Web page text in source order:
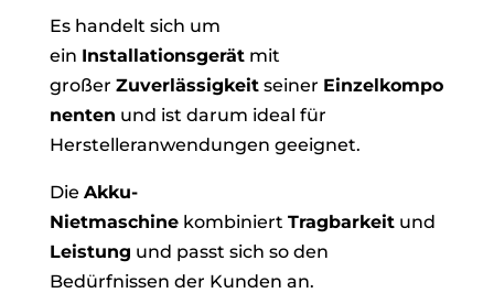
Es handelt sich um
ein Installationsgerätmit
großer Zuverlässigkeitseiner Einzelkompo
nenten und ist darum ideal für
Herstelleranwendungen geeignet.
Die Akku-
Nietmaschinekombiniert Tragbarkeitund
Leistung und passt sich so den
Bedürfnissen der Kunden an.